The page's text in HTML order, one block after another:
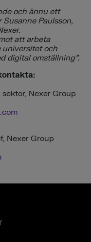
och ännu ett
Paulsson,
att arbeta
universitet och
digital omställning”.
Nexer Group
Nexer Group